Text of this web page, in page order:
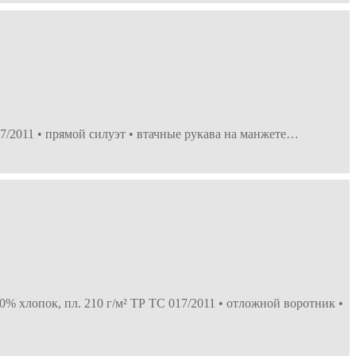
• прямой силуэт • втачные рукава на манжете…
хлопок, пл. 210 г/м² ТР ТС 017/2011 • отложной воротник •